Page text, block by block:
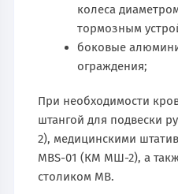
колеса
тормозным
боковые
ограждения;
При необходимости
штангой для подвески
2), медицинскими
MBS-01 (КМ МШ-2), а
столиком МВ.